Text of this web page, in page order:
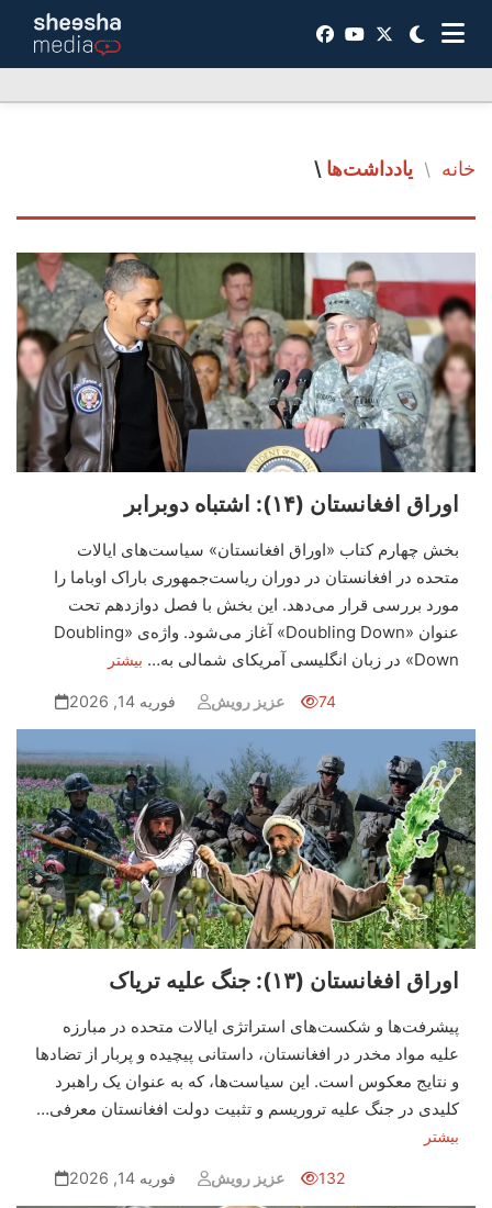
خانه / یادداشت‌ها \
اوراق افغانستان (۱۴): اشتباه دوبرابر
بخش چهارم کتاب «اوراق افغانستان» سیاست‌های ایالات
متحده در افغانستان در دوران ریاست‌جمهوری باراک اوباما را
مورد بررسی قرار می‌دهد. این بخش با فصل دوازدهم تحت
عنوان «Doubling Down» آغاز می‌شود. واژه‌ی «Doubling
Down» در زبان انگلیسی آمریکای شمالی به…
بیشتر
فوریه 14, 2026 عزیز رویش 74
اوراق افغانستان (۱۳): جنگ علیه تریاک
پیشرفت‌ها و شکست‌های استراتژی ایالات متحده در مبارزه
علیه مواد مخدر در افغانستان، داستانی پیچیده و پربار از تضادها
و نتایج معکوس است. این سیاست‌ها، که به عنوان یک راهبرد
کلیدی در جنگ علیه تروریسم و تثبیت دولت افغانستان معرفی…
بیشتر
فوریه 14, 2026 عزیز رویش 132